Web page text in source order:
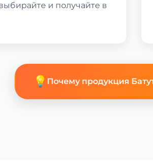
и получайте в
💡 Почему продукция